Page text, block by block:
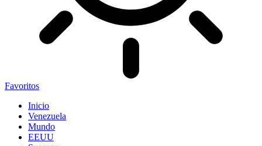
Favoritos
Inicio
Venezuela
Mundo
EEUU